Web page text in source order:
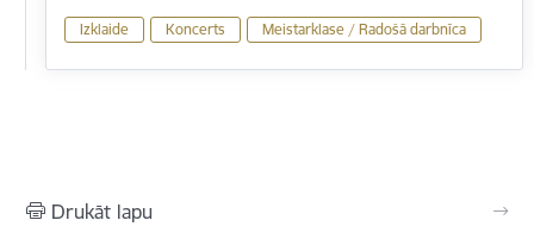
Izklaide Koncerts Meistarklase / Radošā darbnīca
Drukāt lapu